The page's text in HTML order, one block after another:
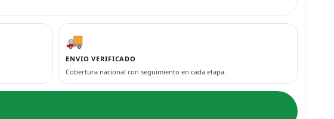
🚚
ENVIO VERIFICADO
Cobertura nacional con seguimiento en cada etapa.